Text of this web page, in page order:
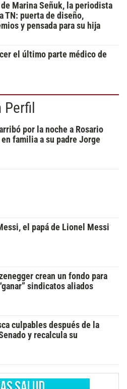
Marina Señuk, la periodista
TN: puerta de diseño,
y pensada para su hija
el último parte médico de
por la noche a Rosario
familia a su padre Jorge
el papá de Lionel Messi
crean un fondo para
sindicatos aliados
culpables después de la
y recalcula su